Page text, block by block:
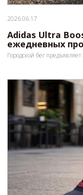
2026.06.17
Adidas Ultra
ежедневных
Городской бег